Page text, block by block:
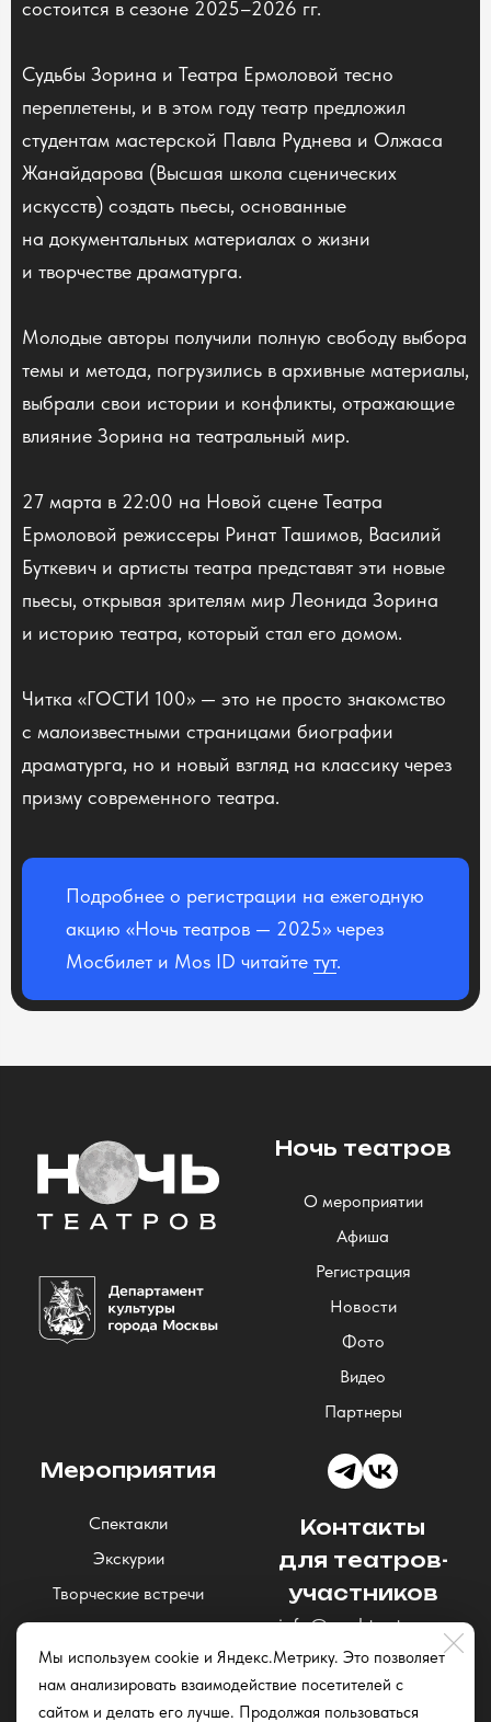
состоится в сезоне 2025–2026 гг.
Судьбы Зорина и Театра Ермоловой тесно
переплетены, и в этом году театр предложил
студентам мастерской Павла Руднева и Олжаса
Жанайдарова (Высшая школа сценических
искусств) создать пьесы, основанные
на документальных материалах о жизни
и творчестве драматурга.
Молодые авторы получили полную свободу выбора
темы и метода, погрузились в архивные материалы,
выбрали свои истории и конфликты, отражающие
влияние Зорина на театральный мир.
27 марта в 22:00 на Новой сцене Театра
Ермоловой режиссеры Ринат Ташимов, Василий
Буткевич и артисты театра представят эти новые
пьесы, открывая зрителям мир Леонида Зорина
и историю театра, который стал его домом.
Читка «ГОСТИ 100» — это не просто знакомство
с малоизвестными страницами биографии
драматурга, но и новый взгляд на классику через
призму современного театра.
Подробнее о регистрации на ежегодную
акцию «Ночь театров — 2025» через
Мосбилет и Mos ID читайте тут.
Мы используем cookie и Яндекс.Метрику. Это позволяет
нам анализировать взаимодействие посетителей с
сайтом и делать его лучше. Продолжая пользоваться
Ночь театров
О мероприятии
Афиша
Регистрация
Новости
Фото
Видео
Партнеры
Мероприятия
Спектакли
Экскурии
Творческие встречи
Концерты
Читки и открытые
репетиции
Контакты
для театров-
участников
info@nochteatrov.ru